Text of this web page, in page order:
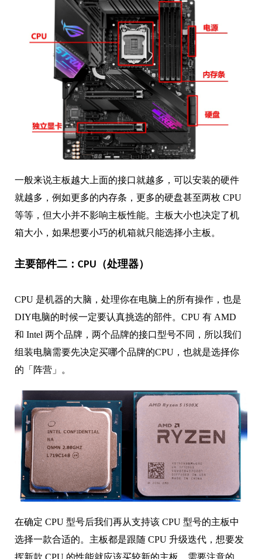
一般来说主板越大上面的接口就越多，可以安装的硬件
就越多，例如更多的内存条，更多的硬盘甚至两枚 CPU
等等，但大小并不影响主板性能。主板大小也决定了机
箱大小，如果想要小巧的机箱就只能选择小主板。
主要部件二：CPU（处理器）
CPU 是机器的大脑，处理你在电脑上的所有操作，也是
DIY电脑的时候一定要认真挑选的部件。CPU 有 AMD
和 Intel 两个品牌，两个品牌的接口型号不同，所以我们
组装电脑需要先决定买哪个品牌的CPU，也就是选择你
的「阵营」。
在确定 CPU 型号后我们再从支持该 CPU 型号的主板中
选择一款合适的。主板都是跟随 CPU 升级迭代，想要发
挥新款 CPU 的性能就应该买较新的主板。需要注意的